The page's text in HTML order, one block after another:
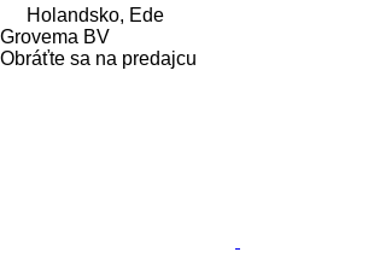
Holandsko, Ede
Grovema BV
Obráťte sa na predajcu